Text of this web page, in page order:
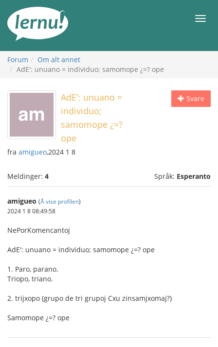
innholdet
Meny
Forum
Om alt annet
AdE': unuano = individuo; samomope ¿=? ope
Svare
AdE': unuano =
individuo;
samomope ¿=?
ope
fra amigueo,2024 1 8
Meldinger: 4 Språk: Esperanto
amigueo (Å vise profilen)
2024 1 8 08:49:58
NePorKomencantoj
AdE': unuano = individuo; samomope ¿=? ope
1. Paro, parano.
Triopo, triano.
2. trijxopo (grupo de tri grupoj Cxu zinsamjxomaj?)
Samomope ¿=? ope